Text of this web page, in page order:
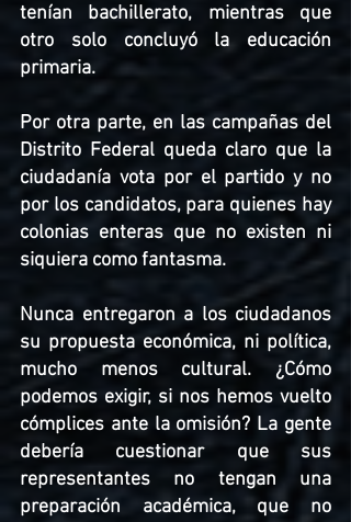
tenían bachillerato, mientras que
otro solo concluyó la educación
primaria.
Por otra parte, en las campañas del
Distrito Federal queda claro que la
ciudadanía vota por el partido y no
por los candidatos, para quienes hay
colonias enteras que no existen ni
siquiera como fantasma.
Nunca entregaron a los ciudadanos
su propuesta económica, ni política,
mucho menos cultural. ¿Cómo
podemos exigir, si nos hemos vuelto
cómplices ante la omisión? La gente
debería cuestionar que sus
representantes no tengan una
preparación académica, que no